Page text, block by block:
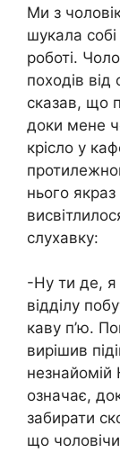
Ми з
шукала
роботі.
походів
сказав, що
доки мене
крісло у
нього
слухавку:
-Ну ти де, я
відділу
каву п’ю.
вирішив
незнайомій
означає,
забирати
що